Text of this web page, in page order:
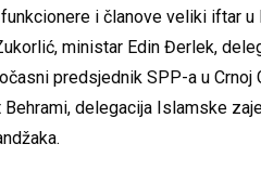
i članove veliki iftar u
ministar Edin Đerlek,
predsjednik SPP-a u Crnoj
delegacija Islamske